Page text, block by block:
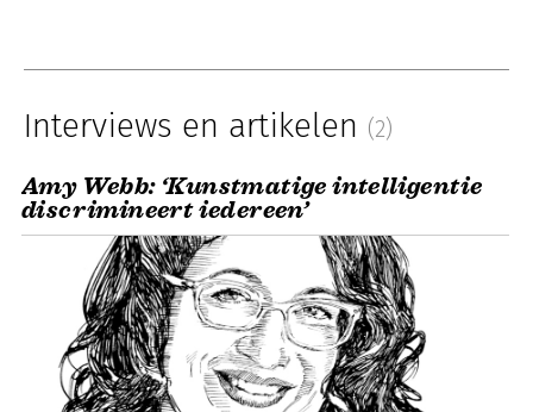
Interviews en artikelen (2)
Amy Webb: ‘Kunstmatige intelligentie
discrimineert iedereen’